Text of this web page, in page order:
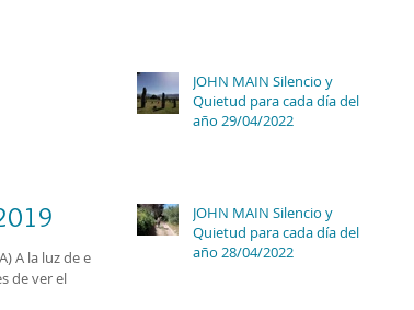
A la luz de esta
de ver el
JOHN MAIN Silencio y
Quietud para cada día del
año 29/04/2022
JOHN MAIN Silencio y
Quietud para cada día del
año 28/04/2022